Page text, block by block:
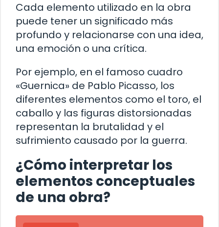
Cada elemento utilizado en la obra
puede tener un significado más
profundo y relacionarse con una idea,
una emoción o una crítica.
Por ejemplo, en el famoso cuadro
«Guernica» de Pablo Picasso, los
diferentes elementos como el toro, el
caballo y las figuras distorsionadas
representan la brutalidad y el
sufrimiento causado por la guerra.
¿Cómo interpretar los
elementos conceptuales
de una obra?